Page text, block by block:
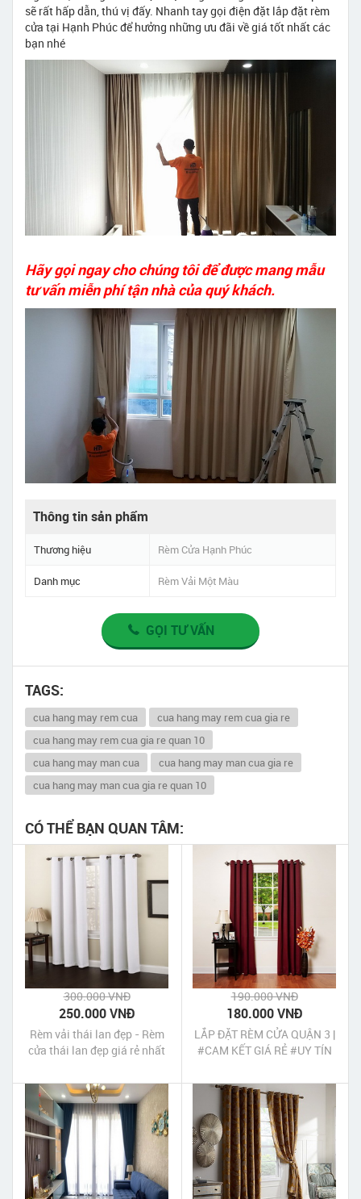
sẽ rất hấp dẫn, thú vị đấy. Nhanh tay gọi điện đặt lắp đặt rèm
cửa tại Hạnh Phúc để hưởng những ưu đãi về giá tốt nhất các
bạn nhé
Hãy gọi ngay cho chúng tôi để được mang mẫu
tư vấn miễn phí tận nhà của quý khách.
Thông tin sản phẩm
Thương hiệu Rèm Cửa Hạnh Phúc
Danh mục Rèm Vải Một Màu
GỌI TƯ VẤN
TAGS:
cua hang may rem cua
cua hang may rem cua gia re
cua hang may rem cua gia re quan 10
cua hang may man cua
cua hang may man cua gia re
cua hang may man cua gia re quan 10
CÓ THỂ BẠN QUAN TÂM:
300.000 VNĐ
250.000 VNĐ
Rèm vải thái lan đẹp - Rèm
cửa thái lan đẹp giá rẻ nhất
190.000 VNĐ
180.000 VNĐ
LẮP ĐẶT RÈM CỬA QUẬN 3 |
#CAM KẾT GIÁ RẺ #UY TÍN